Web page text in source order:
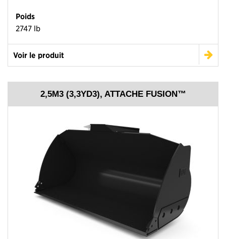
Poids
2747 lb
Voir le produit
2,5M3 (3,3YD3), ATTACHE FUSION™